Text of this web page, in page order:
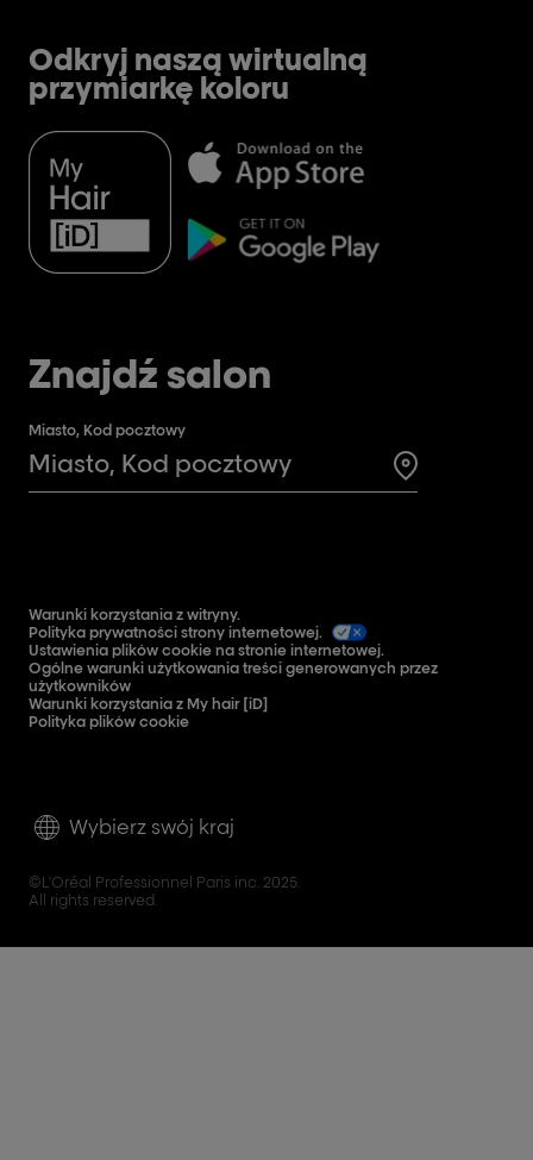
Odkryj naszą wirtualną
przymiarkę koloru
Znajdź salon
Miasto, Kod pocztowy
Search for a
Wybierz swój kraj
©L'Oréal Professionnel Paris inc. 2025.
All rights reserved.
Warunki korzystania z witryny.
Polityka prywatności strony internetowej.
Ustawienia plików cookie na stronie internetowej.
Ogólne warunki użytkowania treści generowanych przez
użytkowników
Warunki korzystania z My hair [iD]
Polityka plików cookie